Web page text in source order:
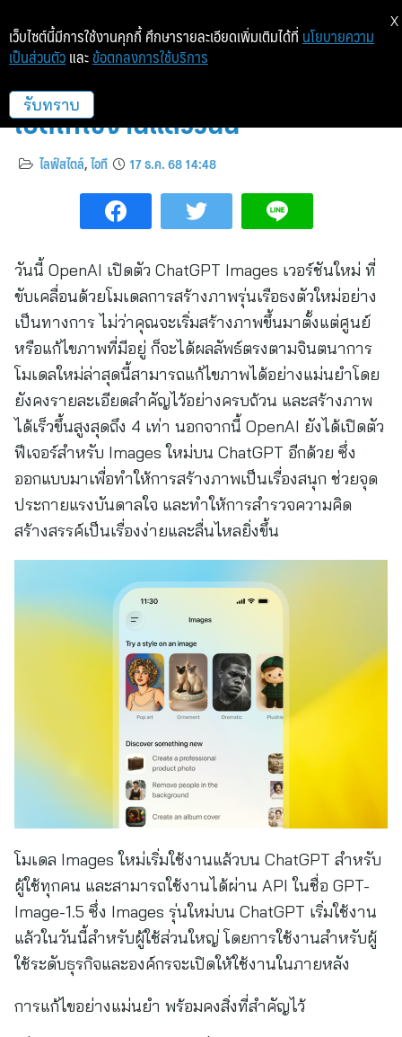
ChatGPT Images เวอร์ชั่นใหม่
เปิดให้ใช้งานแล้ววันนี้
ไลฟ์สไตล์,ไอที 17 ธ.ค. 68 14:48
วันนี้ OpenAI เปิดตัว ChatGPT Images เวอร์ชันใหม่ ที่
ขับเคลื่อนด้วยโมเดลการสร้างภาพรุ่นเรือธงตัวใหม่อย่าง
เป็นทางการ ไม่ว่าคุณจะเริ่มสร้างภาพขึ้นมาตั้งแต่ศูนย์
หรือแก้ไขภาพที่มีอยู่ ก็จะได้ผลลัพธ์ตรงตามจินตนาการ
โมเดลใหม่ล่าสุดนี้สามารถแก้ไขภาพได้อย่างแม่นยำโดย
ยังคงรายละเอียดสำคัญไว้อย่างครบถ้วน และสร้างภาพ
ได้เร็วขึ้นสูงสุดถึง 4 เท่า นอกจากนี้ OpenAI ยังได้เปิดตัว
ฟีเจอร์สำหรับ Images ใหม่บน ChatGPT อีกด้วย ซึ่ง
ออกแบบมาเพื่อทำให้การสร้างภาพเป็นเรื่องสนุก ช่วยจุด
ประกายแรงบันดาลใจ และทำให้การสำรวจความคิด
สร้างสรรค์เป็นเรื่องง่ายและลื่นไหลยิ่งขึ้น
โมเดล Images ใหม่เริ่มใช้งานแล้วบน ChatGPT สำหรับ
ผู้ใช้ทุกคน และสามารถใช้งานได้ผ่าน API ในชื่อ GPT-
Image-1.5 ซึ่ง Images รุ่นใหม่บน ChatGPT เริ่มใช้งาน
แล้วในวันนี้สำหรับผู้ใช้ส่วนใหญ่ โดยการใช้งานสำหรับผู้
ใช้ระดับธุรกิจและองค์กรจะเปิดให้ใช้งานในภายหลัง
การแก้ไขอย่างแม่นยำ พร้อมคงสิ่งที่สำคัญไว้
เว็บไซต์นี้มีการใช้งานคุกกี้ ศึกษารายละเอียดเพิ่มเติมได้ที่ นโยบายความ
เป็นส่วนตัว และ ข้อตกลงการใช้บริการ
รับทราบ
X